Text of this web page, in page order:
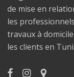
de mise en
les
travaux à
les clients en